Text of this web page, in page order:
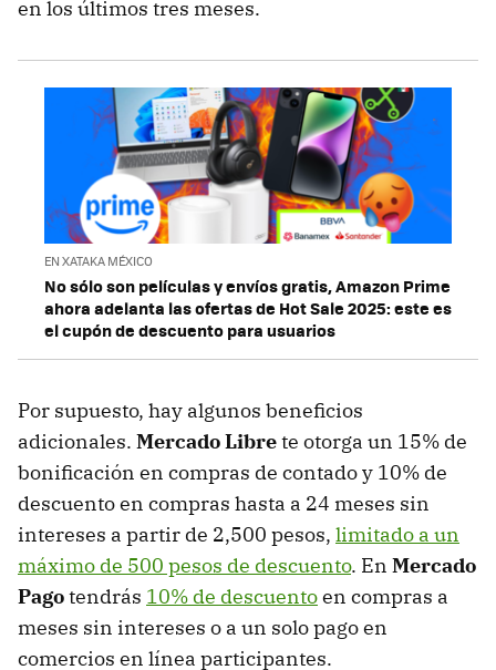
en los últimos tres meses.
EN XATAKA MÉXICO
No sólo son películas y envíos gratis, Amazon Prime
ahora adelanta las ofertas de Hot Sale 2025: este es
el cupón de descuento para usuarios
Por supuesto, hay algunos beneficios
adicionales. Mercado Librete otorga un 15% de
bonificación en compras de contado y 10% de
descuento en compras hasta a 24 meses sin
intereses a partir de 2,500 pesos, limitado a un
máximo de 500 pesos de descuento. En Mercado
Pagotendrás 10% de descuentoen compras a
meses sin intereses o a un solo pago en
comercios en línea participantes.